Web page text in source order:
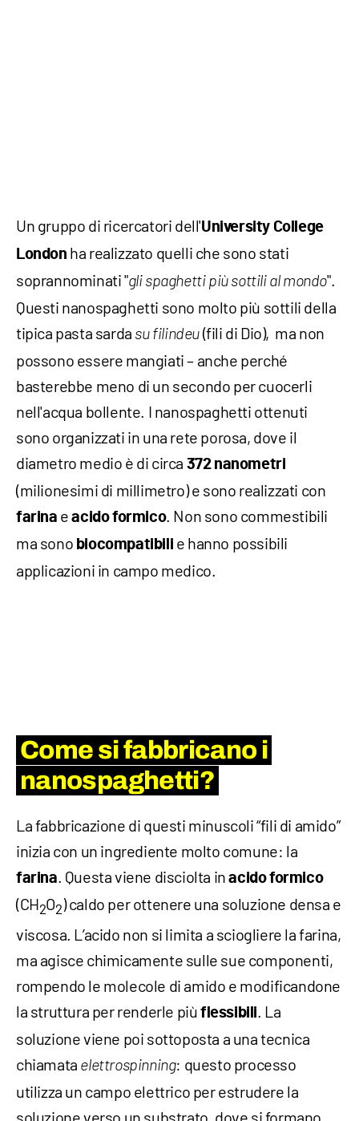
Un gruppo di ricercatori dell'University College
London ha realizzato quelli che sono stati
soprannominati "gli spaghetti più sottili al mondo".
Questi nanospaghetti sono molto più sottili della
tipica pasta sarda su filindeu (fili di Dio), ma non
possono essere mangiati – anche perché
basterebbe meno di un secondo per cuocerli
nell'acqua bollente. I nanospaghetti ottenuti
sono organizzati in una rete porosa, dove il
diametro medio è di circa 372 nanometri
(milionesimi di millimetro) e sono realizzati con
farina eacido formico. Non sono commestibili
ma sono biocompatibili e hanno possibili
applicazioni in campo medico.
Come si fabbricano i
nanospaghetti?
La fabbricazione di questi minuscoli “fili di amido”
inizia con un ingrediente molto comune: la
farina. Questa viene disciolta inacido formico
(CH2O2) caldo per ottenere una soluzione densa e
viscosa. L’acido non si limita a sciogliere la farina,
ma agisce chimicamente sulle sue componenti,
rompendo le molecole di amido e modificandone
la struttura per renderle piùflessibili. La
soluzione viene poi sottoposta a una tecnica
chiamata elettrospinning: questo processo
utilizza un campo elettrico per estrudere la
soluzione verso un substrato, dove si formano